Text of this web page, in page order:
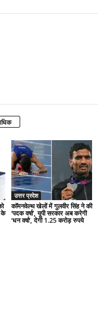
के
उत्तर प्रदेश
कॉमनवेल्थ खेलों में गुलवीर सिंह ने की
‘पदक वर्षा’, यूपी सरकार अब करेगी
‘धन वर्षा’, देगी 1.25 करोड़ रुपये